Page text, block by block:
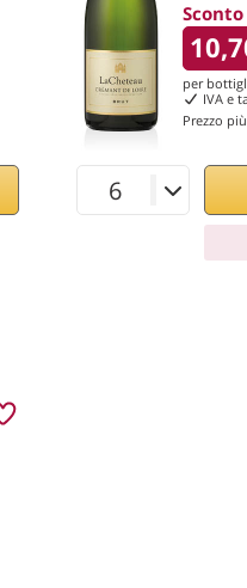
Sconto
per
IVA e
Prezzo